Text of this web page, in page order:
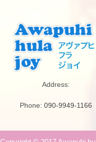
Address:
Phone: 090-9949-1166